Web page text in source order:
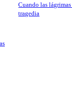
Cuando las
tragedia